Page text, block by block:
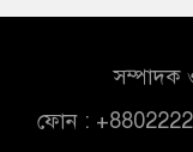
সম্পাদক
ফোন :